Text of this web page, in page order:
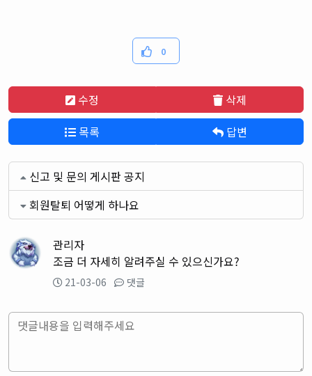
0
수정
삭제
목록
답변
신고 및 문의 게시판 공지
회원탈퇴 어떻게 하나요
관리자
조금 더 자세히 알려주실 수 있으신가요?
21-03-06 댓글